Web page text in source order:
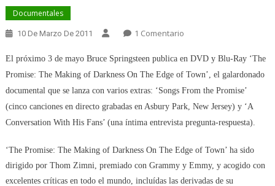
Documentales
10 De Marzo De 2011 1 ComentarioEn
Springsteen
Lanza
El
Dvd
The
Making
Of
El próximo 3 de mayo Bruce Springsteen publica en DVD y Blu-Ray ‘The
Promise: The Making of Darkness On The Edge of Town’, el galardonado
documental que se lanza con varios extras: ‘Songs From the Promise’
(cinco canciones en directo grabadas en Asbury Park, New Jersey) y ‘A
Conversation With His Fans’ (una íntima entrevista pregunta-respuesta).
‘The Promise: The Making of Darkness On The Edge of Town’ ha sido
dirigido por Thom Zimni, premiado con Grammy y Emmy, y acogido con
excelentes críticas en todo el mundo, incluídas las derivadas de su